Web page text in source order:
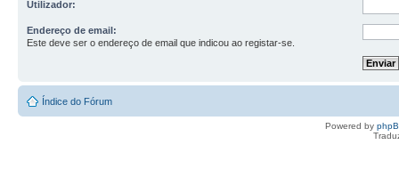
Utilizador:
Endereço de email:
Este deve ser o endereço de email que indicou ao registar-se.
Índice do Fórum
Powered by